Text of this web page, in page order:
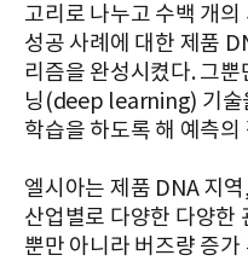
고리로 나누고 수백 개의
성공 사례에 대한 제품
리즘을 완성시켰다. 그뿐
닝(deep learning) 기술
학습을 하도록 해 예측
엘시아는 제품 DNA 지
산업별로 다양한 다양한
뿐만 아니라 버즈량 증